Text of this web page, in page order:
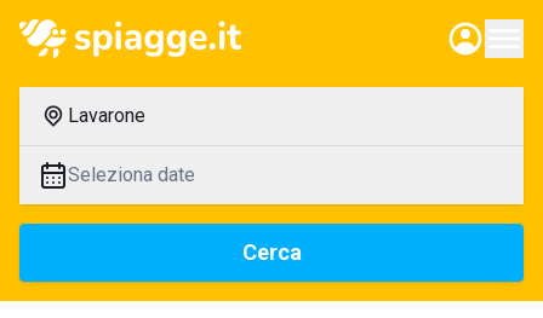
Lavarone
Seleziona date
Cerca